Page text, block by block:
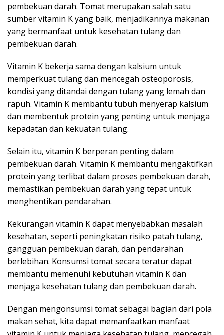
pembekuan darah. Tomat merupakan salah satu
sumber vitamin K yang baik, menjadikannya makanan
yang bermanfaat untuk kesehatan tulang dan
pembekuan darah.
Vitamin K bekerja sama dengan kalsium untuk
memperkuat tulang dan mencegah osteoporosis,
kondisi yang ditandai dengan tulang yang lemah dan
rapuh. Vitamin K membantu tubuh menyerap kalsium
dan membentuk protein yang penting untuk menjaga
kepadatan dan kekuatan tulang.
Selain itu, vitamin K berperan penting dalam
pembekuan darah. Vitamin K membantu mengaktifkan
protein yang terlibat dalam proses pembekuan darah,
memastikan pembekuan darah yang tepat untuk
menghentikan pendarahan.
Kekurangan vitamin K dapat menyebabkan masalah
kesehatan, seperti peningkatan risiko patah tulang,
gangguan pembekuan darah, dan pendarahan
berlebihan. Konsumsi tomat secara teratur dapat
membantu memenuhi kebutuhan vitamin K dan
menjaga kesehatan tulang dan pembekuan darah.
Dengan mengonsumsi tomat sebagai bagian dari pola
makan sehat, kita dapat memanfaatkan manfaat